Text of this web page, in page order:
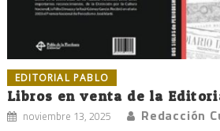
EDITORIAL PABLO
Libros en venta de la
noviembre 13, 2025 Redacción